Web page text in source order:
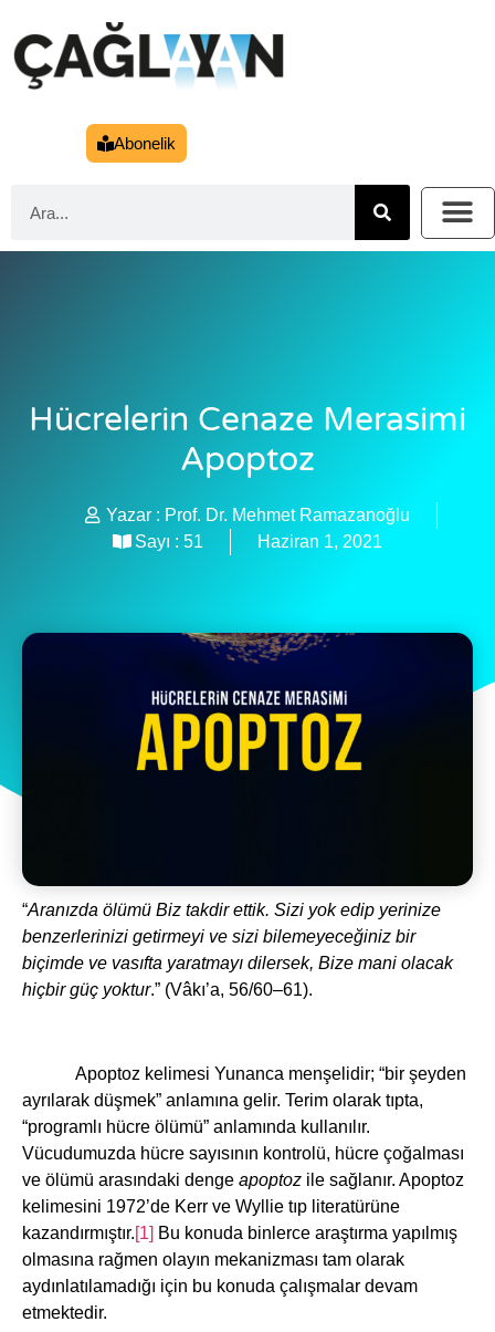
Abonelik
Hücrelerin Cenaze Merasimi
Apoptoz
Yazar : Prof. Dr. Mehmet Ramazanoğlu
Sayı : 51 Haziran 1, 2021
“Aranızda ölümü Biz takdir ettik. Sizi yok edip yerinize
benzerlerinizi getirmeyi ve sizi bilemeyeceğiniz bir
biçimde ve vasıfta yaratmayı dilersek, Bize mani olacak
hiçbir güç yoktur.” (Vâkı’a, 56/60–61).
Apoptoz kelimesi Yunanca menşelidir; “bir şeyden
ayrılarak düşmek” anlamına gelir. Terim olarak tıpta,
“programlı hücre ölümü” anlamında kullanılır.
Vücudumuzda hücre sayısının kontrolü, hücre çoğalması
ve ölümü arasındaki denge apoptoz ile sağlanır. Apoptoz
kelimesini 1972’de Kerr ve Wyllie tıp literatürüne
kazandırmıştır.[1] Bu konuda binlerce araştırma yapılmış
olmasına rağmen olayın mekanizması tam olarak
aydınlatılamadığı için bu konuda çalışmalar devam
etmektedir.